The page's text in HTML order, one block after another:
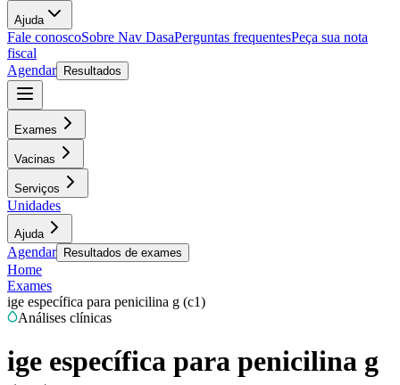
Ajuda
Fale conoscoSobre Nav DasaPerguntas frequentesPeça sua nota
fiscal
Agendar
Resultados
Exames
Vacinas
Serviços
Unidades
Ajuda
Agendar Resultados de exames
Home
Exames
ige específica para penicilina g (c1)
Análises clínicas
ige específica para penicilina g